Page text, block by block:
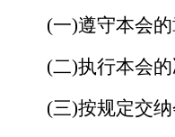
(一)遵守本会的
(二)执行本会的
(三)按规定交纳